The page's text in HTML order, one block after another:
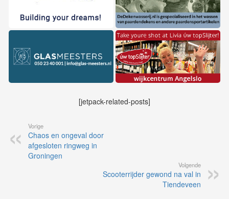
[jetpack-related-posts]
Vorige
Chaos en ongeval door
afgesloten ringweg in
Groningen
Volgende
Scooterrijder gewond na val in
Tiendeveen